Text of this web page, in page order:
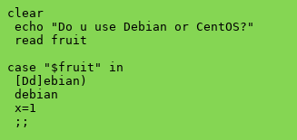
clear
echo "Do u use Debian or CentOS?"
read fruit
case "$fruit" in
[Dd]ebian)
debian
x=1
;;